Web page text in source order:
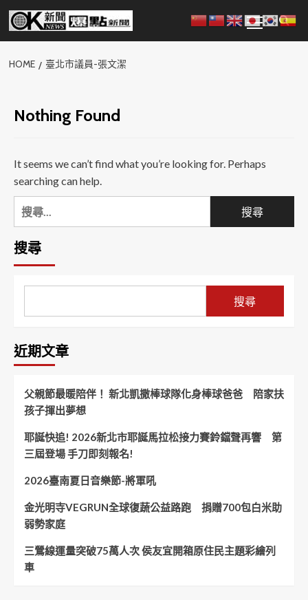
Skip
content
Menu
HOME 臺北市議員-張文潔
Nothing Found
It seems we can’t find what you’re looking for. Perhaps
searching can help.
搜
尋
關
鍵
搜尋
搜尋
近期文章
父親節最暖陪伴！ 新北凱撒棒球隊化身棒球爸爸 陪家扶
孩子揮出夢想
耶誕快追! 2026新北市耶誕馬拉松接力賽鈴鐺聲再響 第
三屆登場 手刀即刻報名!
2026臺南夏日音樂節-將軍吼
金光明寺VEGRUN全球復蔬公益路跑 捐贈700包白米助
弱勢家庭
三鶯線運量突破75萬人次 侯友宜開箱原住民主題彩繪列
車